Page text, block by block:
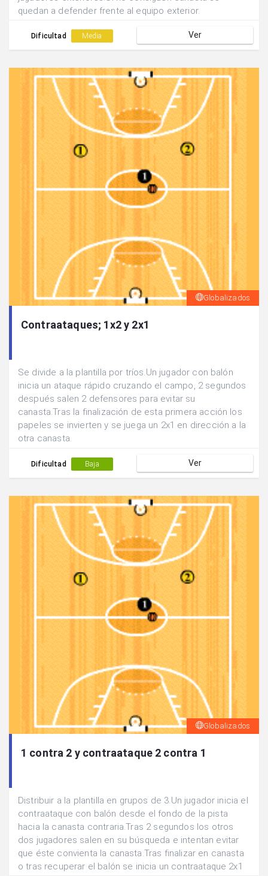
quedan a defender frente al equipo exterior.
Dificultad Media Ver
Globalizados
Contraataques; 1x2 y 2x1
Se divide a la plantilla por tríos.Un jugador con balón
inicia un ataque rápido cruzando el campo, 2 segundos
después salen 2 defensores para evitar su
canasta.Tras la finalización de esta primera acción los
papeles se invierten y se juega un 2x1 en dirección a la
otra canasta.
Dificultad Baja Ver
Globalizados
1 contra 2 y contraataque 2 contra 1
Distribuir a la plantilla en grupos de 3.Un jugador inicia el
contraataque con balón desde el fondo de la pista
hacia la canasta contraria.Tras 2 segundos los otros
dos jugadores salen en su búsqueda e intentan evitar
que éste convienta la canasta.Tras finalizar en canasta
o tras recuperar el balón se inicia un contraataque 2x1